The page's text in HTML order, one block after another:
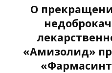
О
«Амизолид»